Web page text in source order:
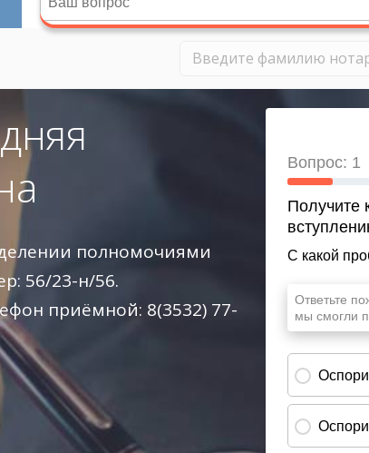
полномочиями
56/23-н/56.
приёмной: 8(3532) 77-